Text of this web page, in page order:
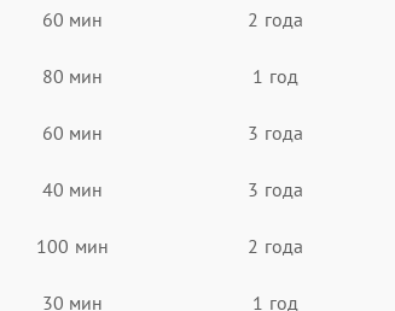
60 мин 2 года
80 мин 1 год
60 мин 3 года
40 мин 3 года
100 мин 2 года
30 мин 1 год